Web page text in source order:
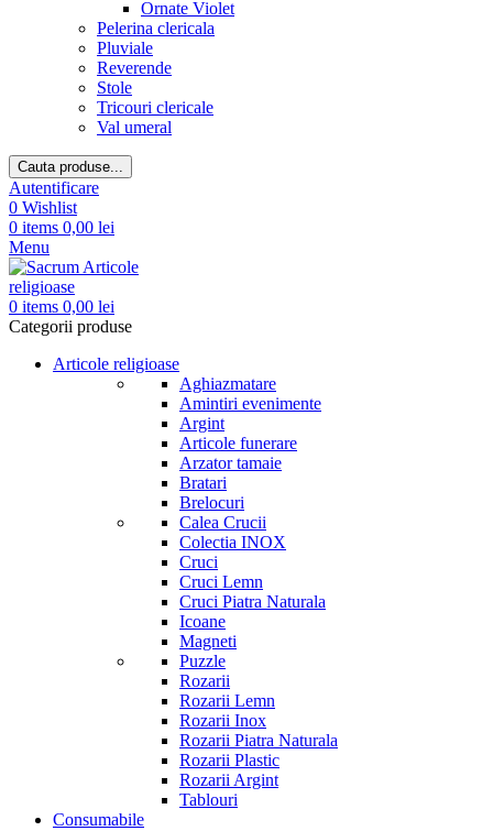
Ornate Violet
Pelerina clericala
Pluviale
Reverende
Stole
Tricouri clericale
Val umeral
Cauta produse...
Autentificare
0 Wishlist
0 items 0,00 lei
Menu
0 items 0,00 lei
Categorii produse
Articole religioase
Aghiazmatare
Amintiri evenimente
Argint
Articole funerare
Arzator tamaie
Bratari
Brelocuri
Calea Crucii
Colectia INOX
Cruci
Cruci Lemn
Cruci Piatra Naturala
Icoane
Magneti
Puzzle
Rozarii
Rozarii Lemn
Rozarii Inox
Rozarii Piatra Naturala
Rozarii Plastic
Rozarii Argint
Tablouri
Consumabile